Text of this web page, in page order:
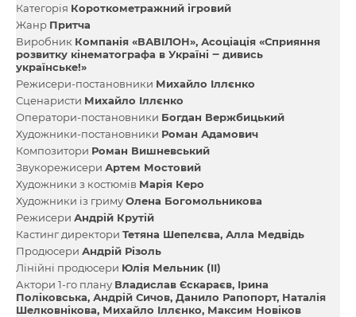
Категорія Короткометражний ігровий
Жанр Притча
Виробник Компанія «ВАВІЛОН» Асоціація «Сприяння
розвитку кінематографа в Україні ‒ дивись
українське!»
Режисери-постановники Михайло Іллєнко
Сценаристи Михайло Іллєнко
Оператори-постановники Богдан Вержбицький
Художники-постановники Роман Адамович
Композитори Роман Вишневський
Звукорежисери Артем Мостовий
Художники з костюмів Марія Керо
Художники із гримуОлена Богомольникова
Режисери Андрій Крутій
Кастинг директори Тетяна Шепелєва Алла Медвідь
Продюсери Андрій Різоль
Лінійні продюсери Юлія Мельник (ІІ)
Актори 1-го плану Владислав Єскараєв Ірина
Поліковська Андрій Сичов Данило Рапопорт Наталія
Шелковнікова Михайло Іллєнко Максим Новіков